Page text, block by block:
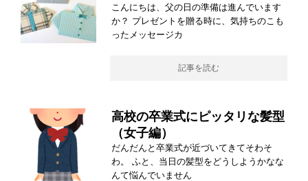
こんにちは、父の日の準備は進んでいます
か？ プレゼントを贈る時に、気持ちのこも
ったメッセージカ
記事を読む
高校の卒業式にピッタリな髪型
（女子編）
だんだんと卒業式が近づいてきてそわそ
わ。 ふと、当日の髪型をどうしようかなな
んて悩んでいません